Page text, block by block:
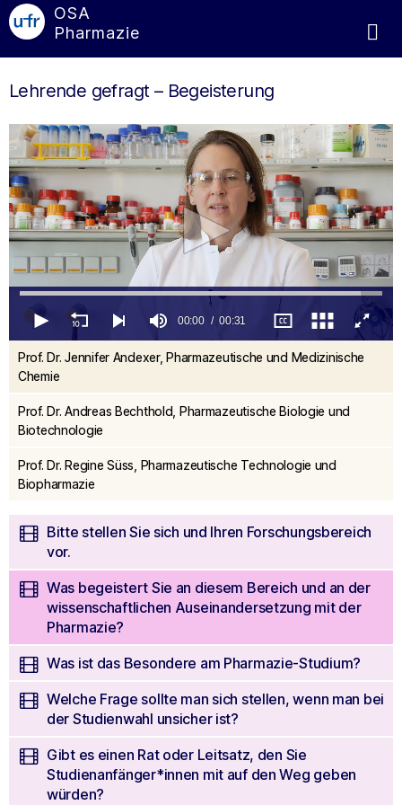
OSA
Pharmazie
Lehrende gefragt – Begeisterung
seconds
of
31
seconds
00:00 00:31
Prof. Dr. Jennifer Andexer, Pharmazeutische und Medizinische
Chemie
Prof. Dr. Andreas Bechthold, Pharmazeutische Biologie und
Biotechnologie
Prof. Dr. Regine Süss, Pharmazeutische Technologie und
Biopharmazie
Bitte stellen Sie sich und Ihren Forschungsbereich
vor.
Was begeistert Sie an diesem Bereich und an der
wissenschaftlichen Auseinandersetzung mit der
Pharmazie?
Was ist das Besondere am Pharmazie-Studium?
Welche Frage sollte man sich stellen, wenn man bei
der Studienwahl unsicher ist?
Gibt es einen Rat oder Leitsatz, den Sie
Studienanfänger*innen mit auf den Weg geben
würden?